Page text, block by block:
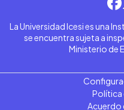
La Universidad Icesi es una
se encuentra sujeta a
Ministerio de
Política
Acuerdo